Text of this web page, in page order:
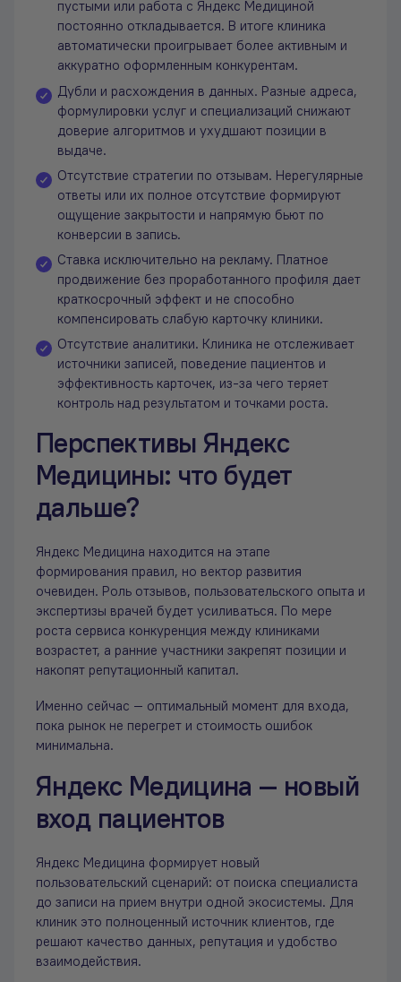
пустыми или работа с Яндекс Медициной
постоянно откладывается. В итоге клиника
автоматически проигрывает более активным и
аккуратно оформленным конкурентам.
Дубли и расхождения в данных. Разные адреса,
формулировки услуг и специализаций снижают
доверие алгоритмов и ухудшают позиции в
выдаче.
Отсутствие стратегии по отзывам. Нерегулярные
ответы или их полное отсутствие формируют
ощущение закрытости и напрямую бьют по
конверсии в запись.
Ставка исключительно на рекламу. Платное
продвижение без проработанного профиля дает
краткосрочный эффект и не способно
компенсировать слабую карточку клиники.
Отсутствие аналитики. Клиника не отслеживает
источники записей, поведение пациентов и
эффективность карточек, из-за чего теряет
контроль над результатом и точками роста.
Перспективы Яндекс
Медицины: что будет
дальше?
Яндекс Медицина находится на этапе
формирования правил, но вектор развития
очевиден. Роль отзывов, пользовательского опыта и
экспертизы врачей будет усиливаться. По мере
роста сервиса конкуренция между клиниками
возрастет, а ранние участники закрепят позиции и
накопят репутационный капитал.
Именно сейчас — оптимальный момент для входа,
пока рынок не перегрет и стоимость ошибок
минимальна.
Яндекс Медицина — новый
вход пациентов
Яндекс Медицина формирует новый
пользовательский сценарий: от поиска специалиста
до записи на прием внутри одной экосистемы. Для
клиник это полноценный источник клиентов, где
решают качество данных, репутация и удобство
взаимодействия.